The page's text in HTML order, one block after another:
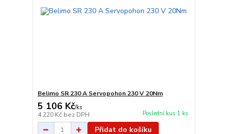
Belimo SR 230 A Servopohon 230 V 20Nm
5 106 Kč/ks
4 220 Kč bez DPH Poslední kus 1 ks
Přidat do košíku